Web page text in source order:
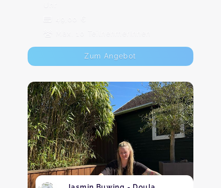
49,00 €
Max. 10 TeilnehmerInnen
Zum Angebot